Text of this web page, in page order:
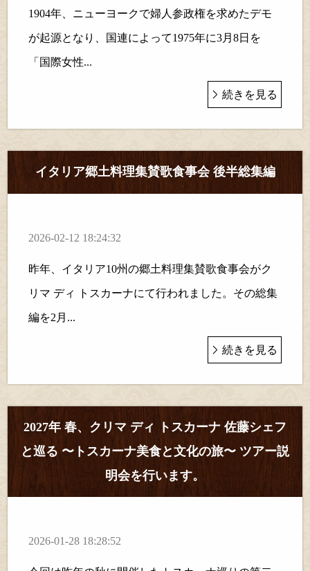
1904年、ニューヨークで婦人参政権を求めたデモ
が起源となり、国連によって1975年に3月8日を
「国際女性...
続きを見る
イタリア郷土料理集賛歌食事会 後半総集編
2026-02-12 18:24:32
昨年、イタリア10州の郷土料理集賛歌食事会がク
リマ ディ トスカーナにて行われました。その総集
編を2月...
続きを見る
2027年 春、クリマ ディ トスカーナ 佐藤シェフ
と巡る 〜トスカーナ美食と文化の旅〜 ツアー説
明会を行います。
2026-01-28 18:28:52